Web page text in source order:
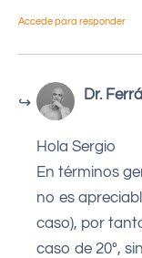
Accede para responder
Dr.
Hola Sergio
En términos
no es
caso), por
caso de 20º,